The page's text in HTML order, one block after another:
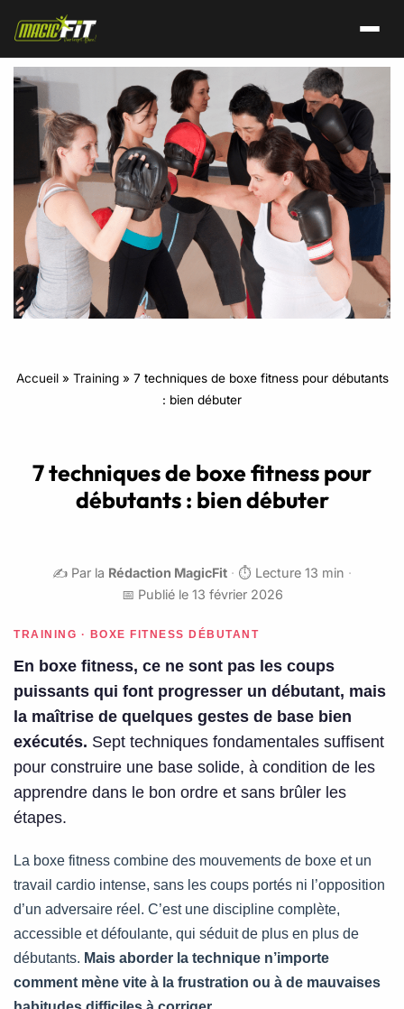
Accueil» Training» 7 techniques de boxe fitness pour débutants
: bien débuter
7 techniques de boxe fitness pour
débutants : bien débuter
✍️ Par la Rédaction MagicFit · ⏱️ Lecture 13 min ·
📅 Publié le 13 février 2026
TRAINING · BOXE FITNESS DÉBUTANT
En boxe fitness, ce ne sont pas les coups
puissants qui font progresser un débutant, mais
la maîtrise de quelques gestes de base bien
exécutés. Sept techniques fondamentales suffisent
pour construire une base solide, à condition de les
apprendre dans le bon ordre et sans brûler les
étapes.
La boxe fitness combine des mouvements de boxe et un
travail cardio intense, sans les coups portés ni l’opposition
d’un adversaire réel. C’est une discipline complète,
accessible et défoulante, qui séduit de plus en plus de
débutants. Mais aborder la technique n’importe
comment mène vite à la frustration ou à de mauvaises